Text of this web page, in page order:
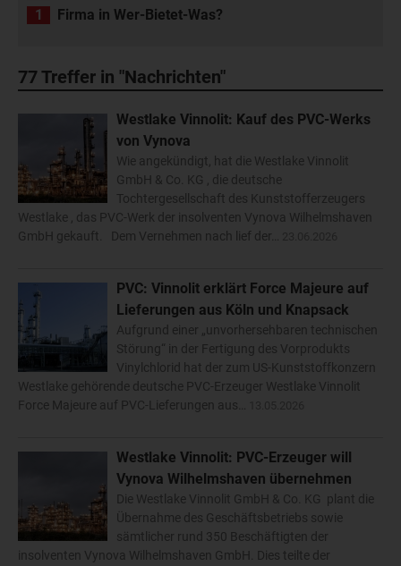
1
Firma in Wer-Bietet-Was?
77Treffer in "Nachrichten"
Westlake Vinnolit: Kauf des PVC-Werks
von Vynova
Wie angekündigt, hat die Westlake Vinnolit
GmbH & Co. KG , die deutsche
Tochtergesellschaft des Kunststofferzeugers
Westlake , das PVC-Werk der insolventen Vynova Wilhelmshaven
GmbH gekauft. Dem Vernehmen nach lief der…
PVC: Vinnolit erklärt Force Majeure auf
Lieferungen aus Köln und Knapsack
Aufgrund einer „unvorhersehbaren technischen
Störung“ in der Fertigung des Vorprodukts
Vinylchlorid hat der zum US-Kunststoffkonzern
Westlake gehörende deutsche PVC-Erzeuger Westlake Vinnolit
Force Majeure auf PVC-Lieferungen aus…
Westlake Vinnolit: PVC-Erzeuger will
Vynova Wilhelmshaven übernehmen
Die Westlake Vinnolit GmbH & Co. KG plant die
Übernahme des Geschäftsbetriebs sowie
sämtlicher rund 350 Beschäftigten der
insolventen Vynova Wilhelmshaven GmbH. Dies teilte der